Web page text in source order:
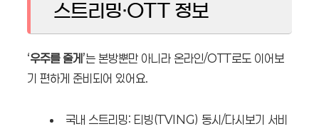
스트리밍·OTT 정보
‘우주를 줄게’는 본방뿐만 아니라 온라인/OTT로도 이어보
기 편하게 준비되어 있어요.
국내 스트리밍: 티빙(TVING) 동시/다시보기 서비